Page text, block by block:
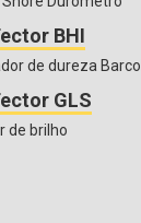
BHI
de dureza Barcol
GLS
de brilho